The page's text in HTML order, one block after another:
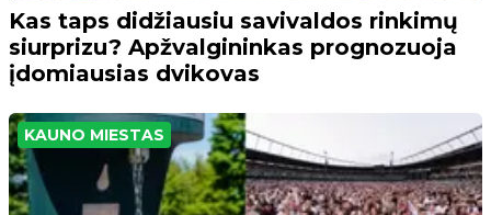
Kas taps didžiausiu savivaldos rinkimų
siurprizu? Apžvalgininkas prognozuoja
įdomiausias dvikovas
KAUNO MIESTAS